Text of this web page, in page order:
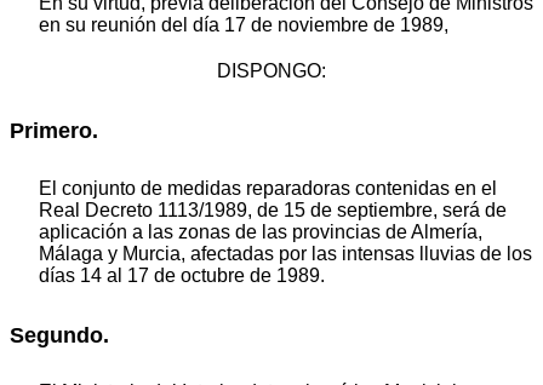
en su reunión del día 17 de noviembre de 1989,
DISPONGO:
Primero.
El conjunto de medidas reparadoras contenidas en el
Real Decreto 1113/1989, de 15 de septiembre, será de
aplicación a las zonas de las provincias de Almería,
Málaga y Murcia, afectadas por las intensas lluvias de los
días 14 al 17 de octubre de 1989.
Segundo.